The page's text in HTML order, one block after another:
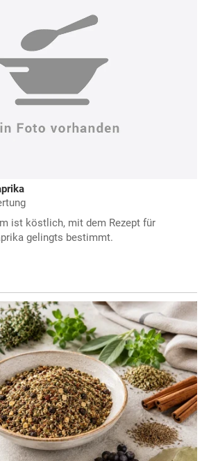
ist köstlich, mit dem Rezept für
gelingts bestimmt.